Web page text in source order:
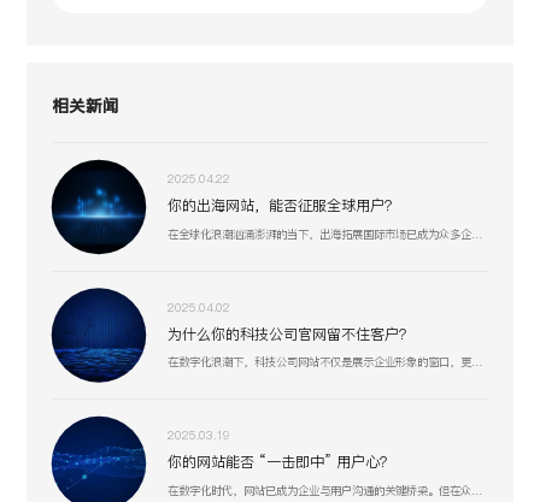
相关新闻
2025.04.22
你的出海网站，能否征服全球用户？
在全球化浪潮汹涌澎湃的当下，出海拓展国际市场已成为众多企业寻求新增长机遇的重要战略抉择。
2025.04.02
为什么你的科技公司官网留不住客户？
在数字化浪潮下，科技公司网站不仅是展示企业形象的窗口，更是连接客户、合作伙伴和人才的重要桥梁。一个专业、高效的网站能够显著提升企业竞争力，助力业务增长。
2025.03.19
你的网站能否 “一击即中” 用户心？
在数字化时代，网站已成为企业与用户沟通的关键桥梁。但在众多网站中，真正能精准把握用户需求、提供卓越用户体验的却为数不多。